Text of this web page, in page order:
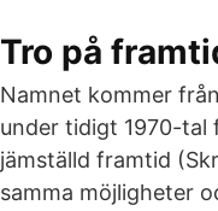
Tro på
Namnet kommer
under tidigt 1970-tal
jämställd framtid
samma möjligheter